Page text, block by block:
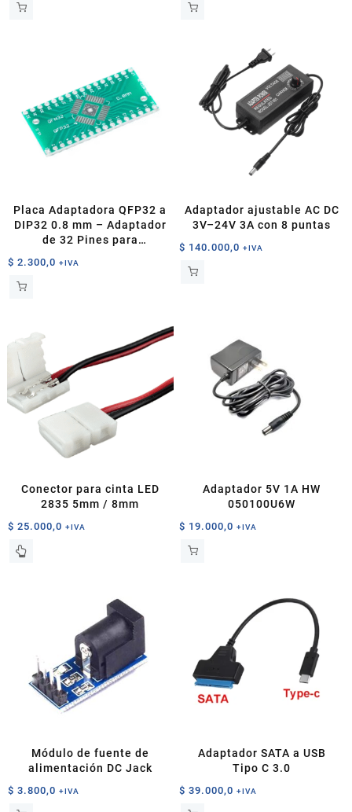
Placa Adaptadora QFP32 a
DIP32 0.8 mm – Adaptador
de 32 Pines para
$ 2.300,0 +IVA
Adaptador ajustable AC DC
3V–24V 3A con 8 puntas
$ 140.000,0 +IVA
Conector para cinta LED
2835 5mm / 8mm
$ 25.000,0 +IVA
Este
pueden
Adaptador 5V 1A HW
050100U6W
$ 19.000,0 +IVA
Módulo de fuente de
alimentación DC Jack
$ 3.800,0 +IVA
Adaptador SATA a USB
Tipo C 3.0
$ 39.000,0 +IVA